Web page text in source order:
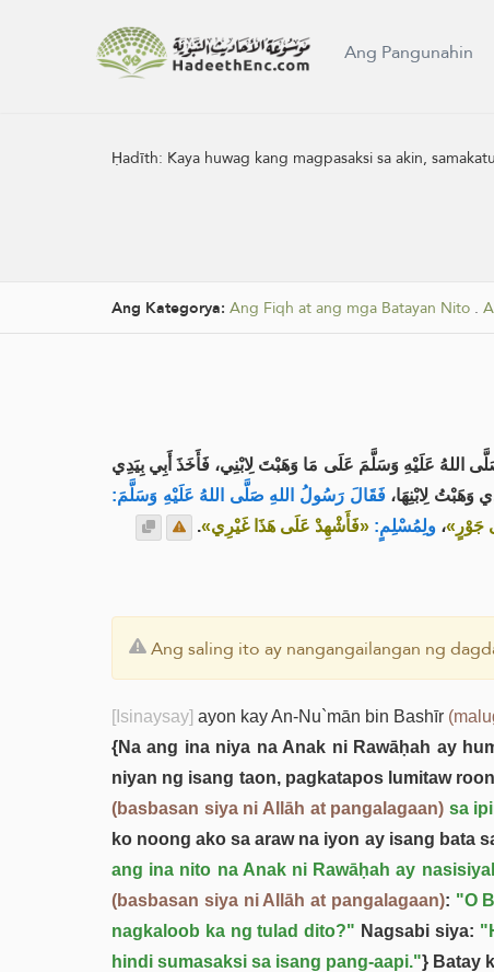
Ang Pangunahin
Ḥadīth: Kaya huwag kang magpasaksi sa akin,
Ang Kategorya: Ang Fiqh at ang mga Batayan Nito .
اللهُ عَلَيْهِ وَسَلَّمَ عَلَى مَا وَهَبْتَ لِابْنِي، فَأَخَذَ أَبِي بِيَدِي
وَهَبْتُ لِابْنِهَا، فَقَالَ رَسُولُ اللهِ صَلَّى اللهُ عَلَيْهِ وَسَلَّمَ:
جَوْرٍ»، ولِمُسْلِمٍ: «فَأَشْهِدْ عَلَى هَذَا غَيْرِي».
Ang saling ito ay nangangailangan ng
[Isinaysay] ayon kay An-Nu`mān bin Bashīr
{Na ang ina niya na Anak ni Rawāḥah ay
niyan ng isang taon, pagkatapos lumitaw roon
(basbasan siya ni Allāh at pangalagaan) sa
ko noong ako sa araw na iyon ay isang bata
ang ina nito na Anak ni Rawāḥah ay
(basbasan siya ni Allāh at pangalagaan): "O
nagkaloob ka ng tulad dito?" Nagsabi siya:
hindi sumasaksi sa isang pang-aapi."} Batay